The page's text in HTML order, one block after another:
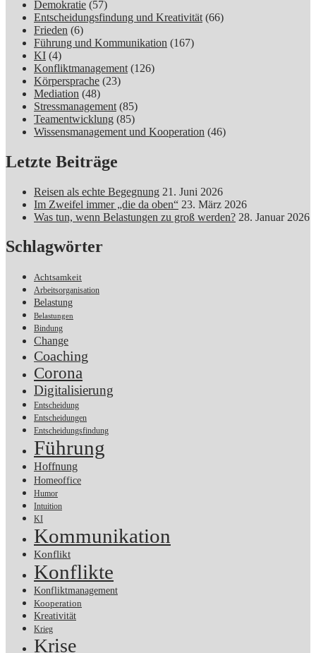
Demokratie (57)
Entscheidungsfindung und Kreativität (66)
Frieden (6)
Führung und Kommunikation (167)
KI (4)
Konfliktmanagement (126)
Körpersprache (23)
Mediation (48)
Stressmanagement (85)
Teamentwicklung (85)
Wissensmanagement und Kooperation (46)
Letzte Beiträge
Reisen als echte Begegnung 21. Juni 2026
Im Zweifel immer „die da oben“ 23. März 2026
Was tun, wenn Belastungen zu groß werden? 28. Januar 2026
Schlagwörter
Achtsamkeit
Arbeitsorganisation
Belastung
Belastungen
Bindung
Change
Coaching
Corona
Digitalisierung
Entscheidung
Entscheidungen
Entscheidungsfindung
Führung
Hoffnung
Homeoffice
Humor
Intuition
KI
Kommunikation
Konflikt
Konflikte
Konfliktmanagement
Kooperation
Kreativität
Krieg
Krise